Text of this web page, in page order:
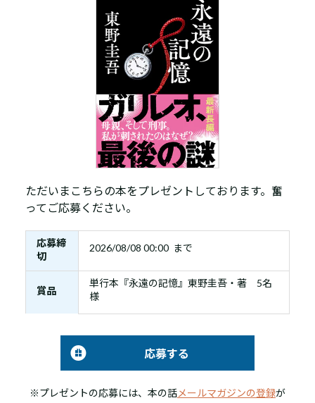
ただいまこちらの本をプレゼントしております。奮
ってご応募ください。
応募締
切
2026/08/08 00:00 まで
賞品
単行本『永遠の記憶』東野圭吾・著 5名
様
応募する
※プレゼントの応募には、本の話メールマガジンの登録が